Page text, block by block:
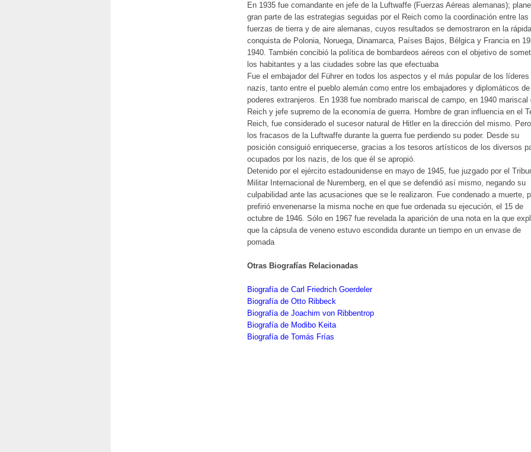
En 1935 fue comandante en jefe de la Luftwaffe (Fuerzas Aéreas alemanas);
gran parte de las estrategias seguidas por el Reich como la coordinación entre las
fuerzas de tierra y de aire alemanas, cuyos resultados se demostraron en la rápida
conquista de Polonia, Noruega, Dinamarca, Países Bajos, Bélgica y Francia en
1940. También concibió la política de bombardeos aéreos con el objetivo de
los habitantes y a las ciudades sobre las que efectuaba
Fue el embajador del Führer en todos los aspectos y el más popular de los líderes
nazis, tanto entre el pueblo alemán como entre los embajadores y diplomáticos de
poderes extranjeros. En 1938 fue nombrado mariscal de campo, en 1940 mariscal
Reich y jefe supremo de la economía de guerra. Hombre de gran influencia en el
Reich, fue considerado el sucesor natural de Hitler en la dirección del mismo.
los fracasos de la Luftwaffe durante la guerra fue perdiendo su poder. Desde su
posición consiguió enriquecerse, gracias a los tesoros artísticos de los diversos
ocupados por los nazis, de los que él se apropió.
Detenido por el ejército estadounidense en mayo de 1945, fue juzgado por el
Militar Internacional de Nuremberg, en el que se defendió así mismo, negando su
culpabilidad ante las acusaciones que se le realizaron. Fue condenado a muerte,
prefirió envenenarse la misma noche en que fue ordenada su ejecución, el 15 de
octubre de 1946. Sólo en 1967 fue revelada la aparición de una nota en la que
que la cápsula de veneno estuvo escondida durante un tiempo en un envase de
pomada
Otras Biografías Relacionadas
Biografía de Carl Friedrich Goerdeler
Biografía de Otto Ribbeck
Biografía de Joachim von Ribbentrop
Biografía de Modibo Keita
Biografía de Tomás Frías